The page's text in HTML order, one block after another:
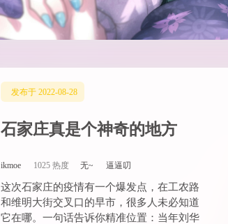
发布于 2022-08-28
石家庄真是个神奇的地方
ikmoe 1025 热度 无~ 逼逼叨
这次石家庄的疫情有一个爆发点，在工农路
和维明大街交叉口的早市，很多人未必知道
它在哪。一句话告诉你精准位置：当年刘华